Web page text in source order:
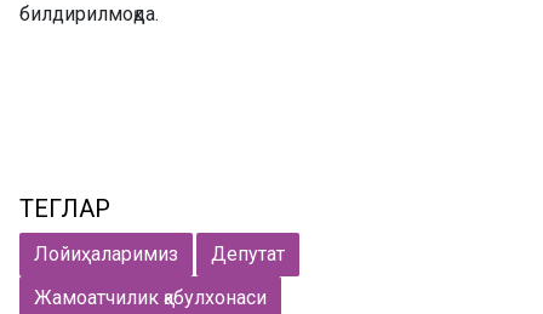
билдирилмоқда.
ТЕГЛАР
Лойиҳаларимиз
Депутат
Жамоатчилик қабулхонаси